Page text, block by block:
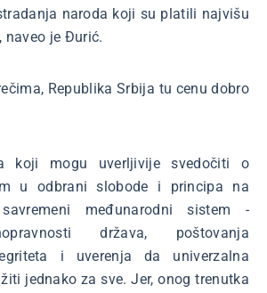
naroda koji su platili najvišu
naveo je Đurić.
Republika Srbija tu cenu dobro
koji mogu uverljivije svedočiti o
u odbrani slobode i principa na
međunarodni sistem -
država, poštovanja
i uverenja da univerzalna
jednako za sve. Jer, onog trenutka